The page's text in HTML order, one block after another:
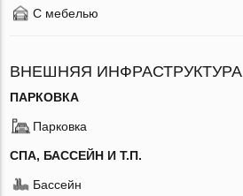
С мебелью
ВНЕШНЯЯ ИНФРАСТРУКТУРА
ПАРКОВКА
Парковка
СПА, БАССЕЙН И Т.П.
Бассейн